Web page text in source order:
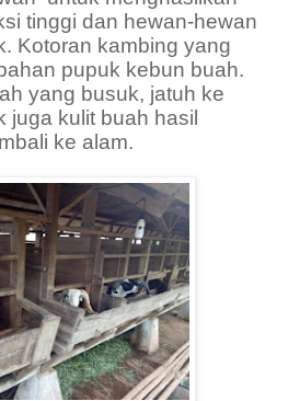
tinggi dan hewan-hewan
Kotoran kambing yang
pupuk kebun buah.
yang busuk, jatuh ke
juga kulit buah hasil
ke alam.